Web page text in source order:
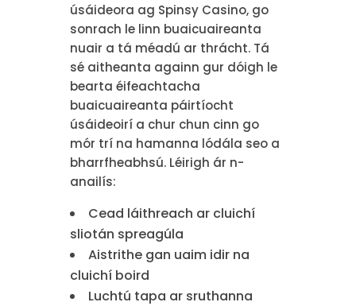
úsáideora ag Spinsy Casino, go
sonrach le linn buaicuaireanta
nuair a tá méadú ar thrácht. Tá
sé aitheanta againn gur dóigh le
bearta éifeachtacha
buaicuaireanta páirtíocht
úsáideoirí a chur chun cinn go
mór trí na hamanna lódála seo a
bharrfheabhsú. Léirigh ár n-
anailís:
Cead láithreach ar cluichí
sliotán spreagúla
Aistrithe gan uaim idir na
cluichí boird
Luchtú tapa ar sruthanna